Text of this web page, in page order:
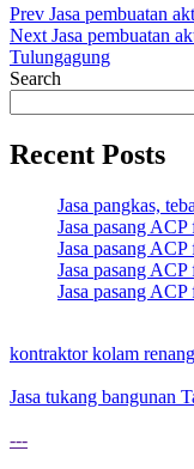
Post
navigation
Prev Jasa pembuatan
Next Jasa pembuatan
Tulungagung
Search
Recent Posts
Jasa pangkas,
Jasa pasang
Jasa pasang ACP
Jasa pasang ACP
Jasa pasang ACP
kontraktor kolam
Jasa tukang bangunan
---